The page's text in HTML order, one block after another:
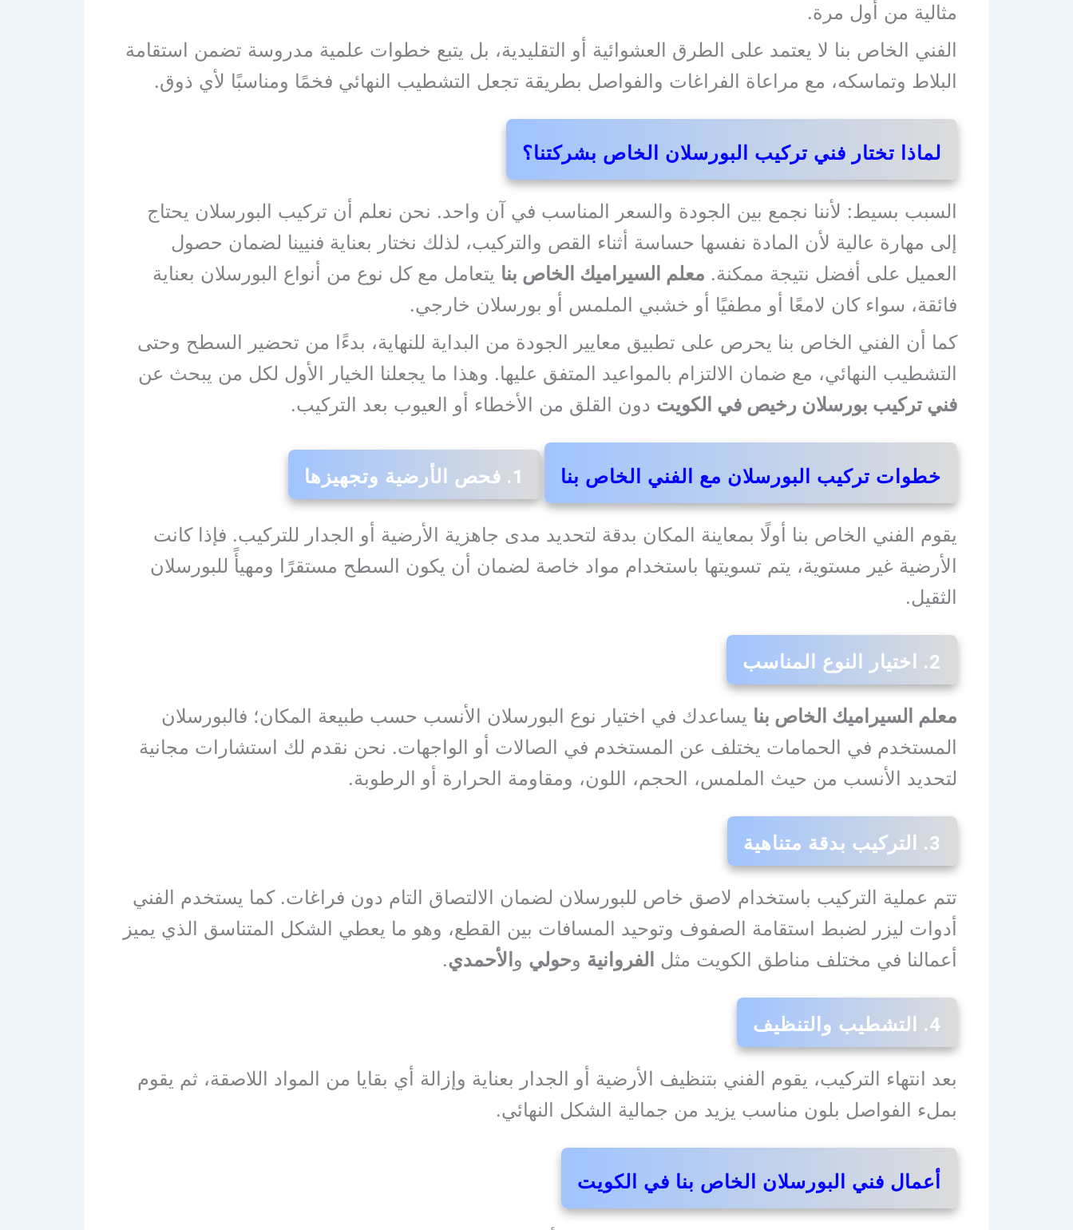
مثالية من أول مرة.
الفني الخاص بنا لا يعتمد على الطرق العشوائية أو التقليدية، بل يتبع خطوات علمية مدروسة تضمن استقامة
البلاط وتماسكه، مع مراعاة الفراغات والفواصل بطريقة تجعل التشطيب النهائي فخمًا ومناسبًا لأي ذوق.
لماذا تختار فني تركيب البورسلان الخاص بشركتنا؟
السبب بسيط: لأننا نجمع بين الجودة والسعر المناسب في آن واحد. نحن نعلم أن تركيب البورسلان يحتاج
إلى مهارة عالية لأن المادة نفسها حساسة أثناء القص والتركيب، لذلك نختار بعناية فنيينا لضمان حصول
العميل على أفضل نتيجة ممكنة. معلم السيراميك الخاص بنا يتعامل مع كل نوع من أنواع البورسلان بعناية
فائقة، سواء كان لامعًا أو مطفيًا أو خشبي الملمس أو بورسلان خارجي.
كما أن الفني الخاص بنا يحرص على تطبيق معايير الجودة من البداية للنهاية، بدءًا من تحضير السطح وحتى
التشطيب النهائي، مع ضمان الالتزام بالمواعيد المتفق عليها. وهذا ما يجعلنا الخيار الأول لكل من يبحث عن
فني تركيب بورسلان رخيص في الكويت دون القلق من الأخطاء أو العيوب بعد التركيب.
خطوات تركيب البورسلان مع الفني الخاص بنا 1. فحص الأرضية وتجهيزها
يقوم الفني الخاص بنا أولًا بمعاينة المكان بدقة لتحديد مدى جاهزية الأرضية أو الجدار للتركيب. فإذا كانت
الأرضية غير مستوية، يتم تسويتها باستخدام مواد خاصة لضمان أن يكون السطح مستقرًا ومهيأً للبورسلان
الثقيل.
2. اختيار النوع المناسب
معلم السيراميك الخاص بنا يساعدك في اختيار نوع البورسلان الأنسب حسب طبيعة المكان؛ فالبورسلان
المستخدم في الحمامات يختلف عن المستخدم في الصالات أو الواجهات. نحن نقدم لك استشارات مجانية
لتحديد الأنسب من حيث الملمس، الحجم، اللون، ومقاومة الحرارة أو الرطوبة.
3. التركيب بدقة متناهية
تتم عملية التركيب باستخدام لاصق خاص للبورسلان لضمان الالتصاق التام دون فراغات. كما يستخدم الفني
أدوات ليزر لضبط استقامة الصفوف وتوحيد المسافات بين القطع، وهو ما يعطي الشكل المتناسق الذي يميز
أعمالنا في مختلف مناطق الكويت مثل الفروانية وحولي و الأحمدي.
4. التشطيب والتنظيف
بعد انتهاء التركيب، يقوم الفني بتنظيف الأرضية أو الجدار بعناية وإزالة أي بقايا من المواد اللاصقة، ثم يقوم
بملء الفواصل بلون مناسب يزيد من جمالية الشكل النهائي.
أعمال فني البورسلان الخاص بنا في الكويت